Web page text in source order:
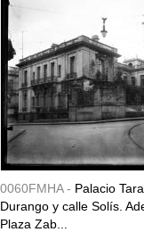
0060FMHA - Palacio
Durango y calle Solís.
Plaza Zab...